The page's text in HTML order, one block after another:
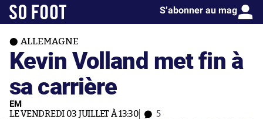
S’abonner au mag
ALLEMAGNE
Kevin Volland met fin à
sa carrière
EM
LE VENDREDI 03 JUILLET À 13:30 5